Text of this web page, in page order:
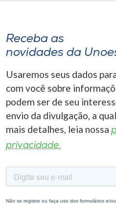
Receba as
novidades da
Usaremos seus dados
com você sobre
podem ser de seu
envio da divulgação, a
mais detalhes, leia nossa
privacidade.